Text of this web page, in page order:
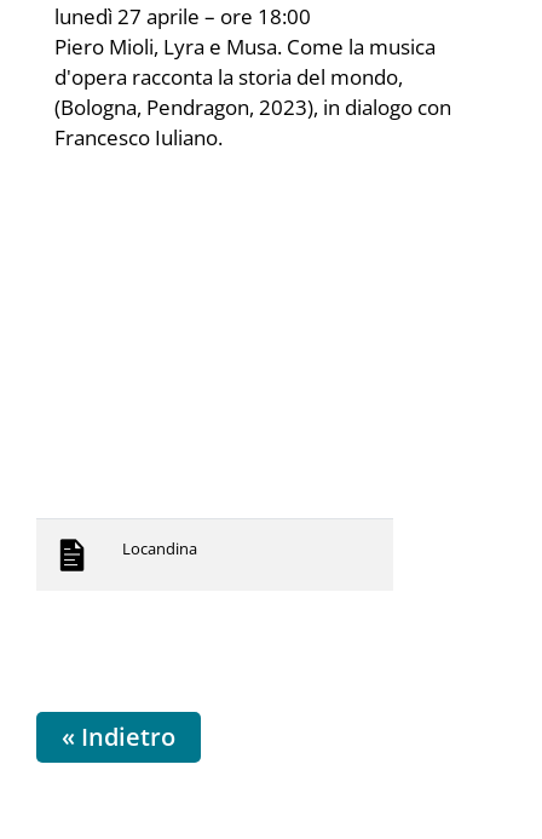
lunedì 27 aprile – ore 18:00
Piero Mioli, Lyra e Musa. Come la musica
d'opera racconta la storia del mondo,
(Bologna, Pendragon, 2023), in dialogo con
Francesco Iuliano.
Locandina
« Indietro